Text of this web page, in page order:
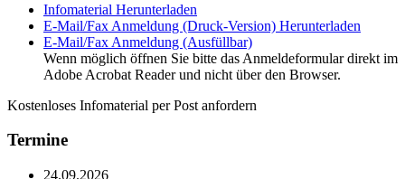
Infomaterial Herunterladen
E-Mail/Fax Anmeldung (Druck-Version) Herunterladen
E-Mail/Fax Anmeldung (Ausfüllbar)
Wenn möglich öffnen Sie bitte das Anmeldeformular direkt im
Adobe Acrobat Reader und nicht über den Browser.
Kostenloses Infomaterial per Post anfordern
Termine
24.09.2026